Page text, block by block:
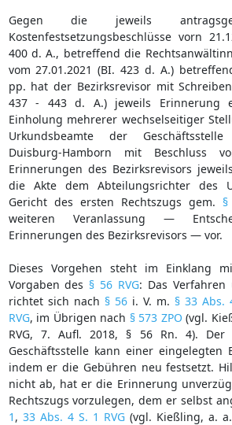
Gegen die jeweils
Kostenfestsetzungsbeschlüsse vorn
400 d. A., betreffend die
vom 27.01.2021 (BI. 423 d. A.)
pp. hat der Bezirksrevisor mit
437 - 443 d. A.) jeweils Erinnerung
Einholung mehrerer wechselseitiger
Urkundsbeamte der
Duisburg-Hamborn mit Beschluss
Erinnerungen des Bezirksrevisors
die Akte dem Abteilungsrichter des
Gericht des ersten Rechtszugs gem.
weiteren Veranlassung —
Erinnerungen des Bezirksrevisors — vor.
Dieses Vorgehen steht im Einklang
Vorgaben des § 56 RVG: Das
richtet sich nach § 56i. V. m. § 33 Abs.
RVG, im Übrigen nach § 573 ZPO (vgl.
RVG, 7. Aufl. 2018, § 56 Rn. 4). Der
Geschäftsstelle kann einer eingelegten
indem er die Gebühren neu festsetzt.
nicht ab, hat er die Erinnerung
Rechtszugs vorzulegen, dem er selbst
1 , 33 Abs. 4 S. 1 RVG(vgl. Kießling, a. a.